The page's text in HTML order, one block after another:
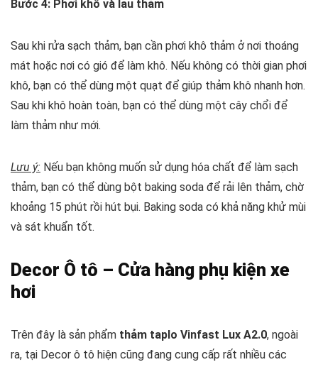
Bước 4: Phơi khô và lau thảm
Sau khi rửa sạch thảm, bạn cần phơi khô thảm ở nơi thoáng
mát hoặc nơi có gió để làm khô. Nếu không có thời gian phơi
khô, bạn có thể dùng một quạt để giúp thảm khô nhanh hơn.
Sau khi khô hoàn toàn, bạn có thể dùng một cây chổi để
làm thảm như mới.
Lưu ý: Nếu bạn không muốn sử dụng hóa chất để làm sạch
thảm, bạn có thể dùng bột baking soda để rải lên thảm, chờ
khoảng 15 phút rồi hút bụi. Baking soda có khả năng khử mùi
và sát khuẩn tốt.
Decor Ô tô – Cửa hàng phụ kiện xe
hơi
Trên đây là sản phẩm thảm taplo Vinfast Lux A2.0, ngoài
ra, tại Decor ô tô hiện cũng đang cung cấp rất nhiều các